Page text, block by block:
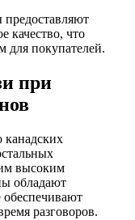
предоставляют
качество, что
для покупателей.
при
канадских
высоким
обладают
разговоров.